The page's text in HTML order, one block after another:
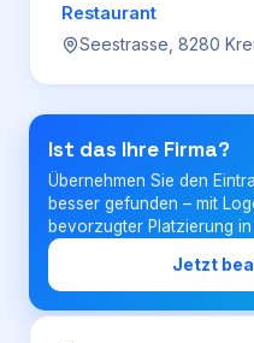
Für Firmen
Restaurant
Seestrasse, 8280
Ist das Ihre Firma?
Übernehmen Sie den
besser gefunden – mit
bevorzugter Platzierung
Jetzt